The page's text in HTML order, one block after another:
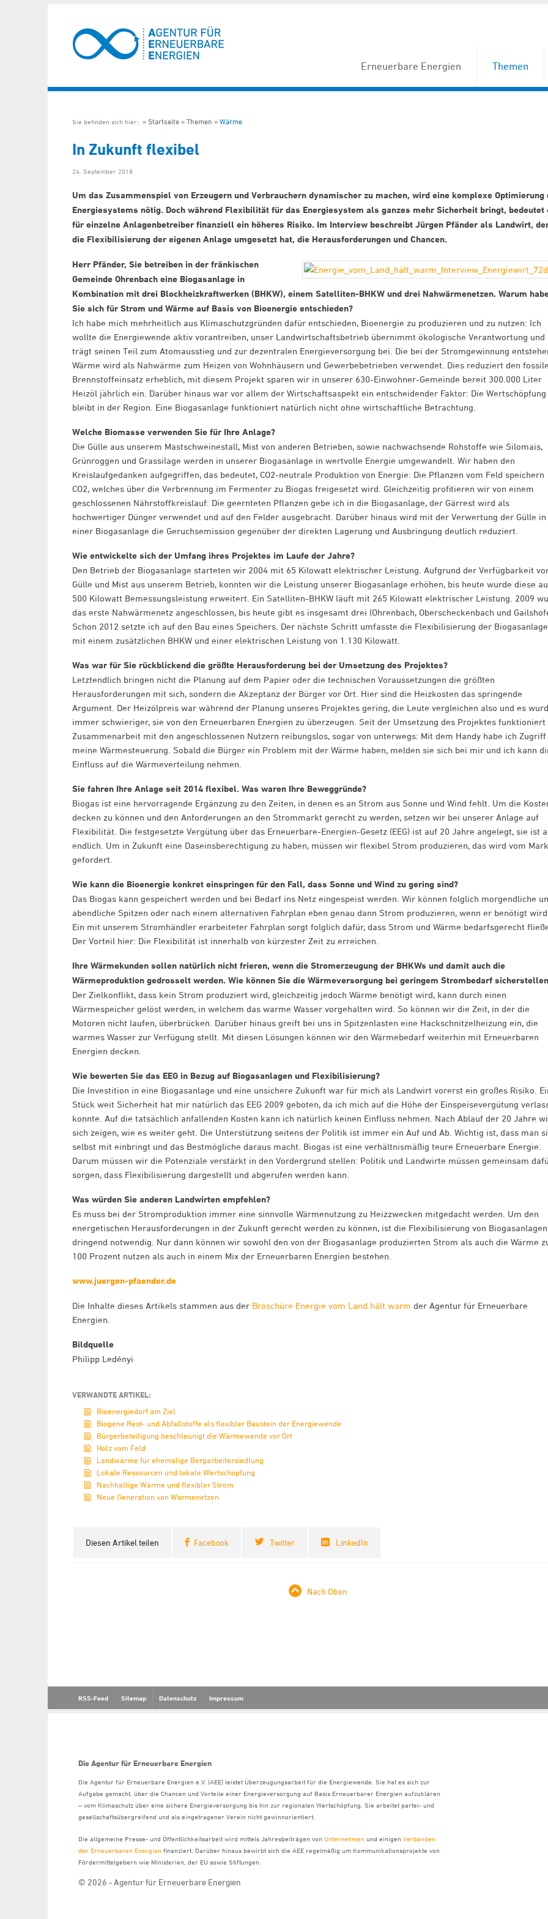
Erneuerbare Energien Themen
Sie befinden sich hier: Startseite Themen Wärme
In Zukunft flexibel
24. September 2018
Um das Zusammenspiel von Erzeugern und Verbrauchern dynamischer zu machen, wird eine komplexe Optimierung
Energiesystems nötig. Doch während Flexibilität für das Energiesystem als ganzes mehr Sicherheit bringt, bedeutet
für einzelne Anlagenbetreiber finanziell ein höheres Risiko. Im Interview beschreibt Jürgen Pfänder als Landwirt,
die Flexibilisierung der eigenen Anlage umgesetzt hat, die Herausforderungen und Chancen.
Herr Pfänder, Sie betreiben in der fränkischen
Gemeinde Ohrenbach eine Biogasanlage in
Kombination mit drei Blockheizkraftwerken (BHKW), einem Satelliten-BHKW und drei Nahwärmenetzen. Warum
Sie sich für Strom und Wärme auf Basis von Bioenergie entschieden?
Ich habe mich mehrheitlich aus Klimaschutzgründen dafür entschieden, Bioenergie zu produzieren und zu nutzen: Ich
wollte die Energiewende aktiv vorantreiben, unser Landwirtschaftsbetrieb übernimmt ökologische Verantwortung und
trägt seinen Teil zum Atomausstieg und zur dezentralen Energieversorgung bei. Die bei der Stromgewinnung
Wärme wird als Nahwärme zum Heizen von Wohnhäusern und Gewerbebetrieben verwendet. Dies reduziert den
Brennstoffeinsatz erheblich, mit diesem Projekt sparen wir in unserer 630-Einwohner-Gemeinde bereit 300.000 Liter
Heizöl jährlich ein. Darüber hinaus war vor allem der Wirtschaftsaspekt ein entscheidender Faktor: Die Wertschöpfung
bleibt in der Region. Eine Biogasanlage funktioniert natürlich nicht ohne wirtschaftliche Betrachtung.
Welche Biomasse verwenden Sie für Ihre Anlage?
Die Gülle aus unserem Mastschweinestall, Mist von anderen Betrieben, sowie nachwachsende Rohstoffe wie Silomais,
Grünroggen und Grassilage werden in unserer Biogasanlage in wertvolle Energie umgewandelt. Wir haben den
Kreislaufgedanken aufgegriffen, das bedeutet, CO2-neutrale Produktion von Energie: Die Pflanzen vom Feld speichern
CO2, welches über die Verbrennung im Fermenter zu Biogas freigesetzt wird. Gleichzeitig profitieren wir von einem
geschlossenen Nährstoffkreislauf: Die geernteten Pflanzen gebe ich in die Biogasanlage, der Gärrest wird als
hochwertiger Dünger verwendet und auf den Felder ausgebracht. Darüber hinaus wird mit der Verwertung der Gülle in
einer Biogasanlage die Geruchsemission gegenüber der direkten Lagerung und Ausbringung deutlich reduziert.
Wie entwickelte sich der Umfang ihres Projektes im Laufe der Jahre?
Den Betrieb der Biogasanlage starteten wir 2004 mit 65 Kilowatt elektrischer Leistung. Aufgrund der Verfügbarkeit
Gülle und Mist aus unserem Betrieb, konnten wir die Leistung unserer Biogasanlage erhöhen, bis heute wurde diese
500 Kilowatt Bemessungsleistung erweitert. Ein Satelliten-BHKW läuft mit 265 Kilowatt elektrischer Leistung. 2009
das erste Nahwärmenetz angeschlossen, bis heute gibt es insgesamt drei (Ohrenbach, Oberscheckenbach und
Schon 2012 setzte ich auf den Bau eines Speichers. Der nächste Schritt umfasste die Flexibilisierung der Biogasanlage
mit einem zusätzlichen BHKW und einer elektrischen Leistung von 1.130 Kilowatt.
Was war für Sie rückblickend die größte Herausforderung bei der Umsetzung des Projektes?
Letztendlich bringen nicht die Planung auf dem Papier oder die technischen Voraussetzungen die größten
Herausforderungen mit sich, sondern die Akzeptanz der Bürger vor Ort. Hier sind die Heizkosten das springende
Argument. Der Heizölpreis war während der Planung unseres Projektes gering, die Leute vergleichen also und es
immer schwieriger, sie von den Erneuerbaren Energien zu überzeugen. Seit der Umsetzung des Projektes funktioniert
Zusammenarbeit mit den angeschlossenen Nutzern reibungslos, sogar von unterwegs: Mit dem Handy habe ich
meine Wärmesteuerung. Sobald die Bürger ein Problem mit der Wärme haben, melden sie sich bei mir und ich kann
Einfluss auf die Wärmeverteilung nehmen.
Sie fahren Ihre Anlage seit 2014 flexibel. Was waren Ihre Beweggründe?
Biogas ist eine hervorragende Ergänzung zu den Zeiten, in denen es an Strom aus Sonne und Wind fehlt. Um die
decken zu können und den Anforderungen an den Strommarkt gerecht zu werden, setzen wir bei unserer Anlage auf
Flexibilität. Die festgesetzte Vergütung über das Erneuerbare-Energien-Gesetz (EEG) ist auf 20 Jahre angelegt, sie ist
endlich. Um in Zukunft eine Daseinsberechtigung zu haben, müssen wir flexibel Strom produzieren, das wird vom
gefordert.
Wie kann die Bioenergie konkret einspringen für den Fall, dass Sonne und Wind zu gering sind?
Das Biogas kann gespeichert werden und bei Bedarf ins Netz eingespeist werden. Wir können folglich morgendliche
abendliche Spitzen oder nach einem alternativen Fahrplan eben genau dann Strom produzieren, wenn er benötigt wird.
Ein mit unserem Stromhändler erarbeiteter Fahrplan sorgt folglich dafür, dass Strom und Wärme bedarfsgerecht
Der Vorteil hier: Die Flexibilität ist innerhalb von kürzester Zeit zu erreichen.
Ihre Wärmekunden sollen natürlich nicht frieren, wenn die Stromerzeugung der BHKWs und damit auch die
Wärmeproduktion gedrosselt werden. Wie können Sie die Wärmeversorgung bei geringem Strombedarf
Der Zielkonflikt, dass kein Strom produziert wird, gleichzeitig jedoch Wärme benötigt wird, kann durch einen
Wärmespeicher gelöst werden, in welchem das warme Wasser vorgehalten wird. So können wir die Zeit, in der die
Motoren nicht laufen, überbrücken. Darüber hinaus greift bei uns in Spitzenlasten eine Hackschnitzelheizung ein, die
warmes Wasser zur Verfügung stellt. Mit diesen Lösungen können wir den Wärmebedarf weiterhin mit Erneuerbaren
Energien decken.
Wie bewerten Sie das EEG in Bezug auf Biogasanlagen und Flexibilisierung?
Die Investition in eine Biogasanlage und eine unsichere Zukunft war für mich als Landwirt vorerst ein großes Risiko.
Stück weit Sicherheit hat mir natürlich das EEG 2009 geboten, da ich mich auf die Höhe der Einspeisevergütung
konnte. Auf die tatsächlich anfallenden Kosten kann ich natürlich keinen Einfluss nehmen. Nach Ablauf der 20 Jahre
sich zeigen, wie es weiter geht. Die Unterstützung seitens der Politik ist immer ein Auf und Ab. Wichtig ist, dass man
selbst mit einbringt und das Bestmögliche daraus macht. Biogas ist eine verhältnismäßig teure Erneuerbare Energie.
Darum müssen wir die Potenziale verstärkt in den Vordergrund stellen: Politik und Landwirte müssen gemeinsam
sorgen, dass Flexibilisierung dargestellt und abgerufen werden kann.
Was würden Sie anderen Landwirten empfehlen?
Es muss bei der Stromproduktion immer eine sinnvolle Wärmenutzung zu Heizzwecken mitgedacht werden. Um den
energetischen Herausforderungen in der Zukunft gerecht werden zu können, ist die Flexibilisierung von Biogasanlagen
dringend notwendig. Nur dann können wir sowohl den von der Biogasanlage produzierten Strom als auch die Wärme
100 Prozent nutzen als auch in einem Mix der Erneuerbaren Energien bestehen.
www.juergen-pfaender.de
Die Inhalte dieses Artikels stammen aus der Broschüre Energie vom Land hält warm der Agentur für Erneuerbare
Energien.
Bildquelle
Philipp Ledényi
VERWANDTE ARTIKEL:
Bioenergiedorf am Ziel
Biogene Rest- und Abfallstoffe als flexibler Baustein der Energiewende
Bürgerbeteiligung beschleunigt die Wärmewende vor Ort
Holz vom Feld
Landwärme für ehemalige Bergarbeitersiedlung
Lokale Ressourcen und lokale Wertschöpfung
Nachhaltige Wärme und flexibler Strom
Neue Generation von Wärmenetzen
Diesen Artikel teilen Facebook Twitter LinkedIn
Nach Oben
RSS-Feed Sitemap Datenschutz Impressum
Die Agentur für Erneuerbare Energien
Die Agentur für Erneuerbare Energien e.V. (AEE) leistet Überzeugungsarbeit für die Energiewende. Sie hat es sich zur
Aufgabe gemacht, über die Chancen und Vorteile einer Energieversorgung auf Basis Erneuerbarer Energien aufzuklären
– vom Klimaschutz über eine sichere Energieversorgung bis hin zur regionalen Wertschöpfung. Sie arbeitet partei- und
gesellschaftsübergreifend und als eingetragener Verein nicht gewinnorientiert.
Die allgemeine Presse- und Öffentlichkeitsarbeit wird mittels Jahresbeiträgen von Unternehmen und einigen Verbänden
der Erneuerbaren Energien finanziert. Darüber hinaus bewirbt sich die AEE regelmäßig um Kommunikationsprojekte von
Fördermittelgebern wie Ministerien, der EU sowie Stiftungen.
© 2026 - Agentur für Erneuerbare Energien